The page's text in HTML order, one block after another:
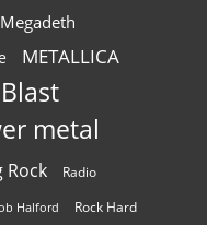
Megadeth
METALLICA
metal
Rock Radio
Halford Rock Hard